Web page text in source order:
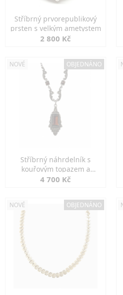
Stříbrný prvorepublikový
prsten s velkým ametystem
2 800 Kč
NOVÉ OBJEDNÁNO
Stříbrný náhrdelník s
kouřovým topazem a
markazity
4 700 Kč
NOVÉ OBJEDNÁNO